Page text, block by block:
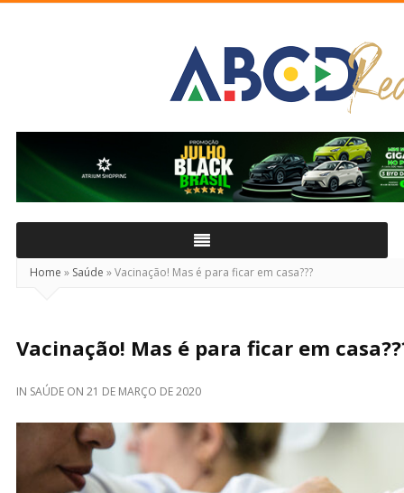
Real
Home » Saúde »Vacinação! Mas é para ficar em casa???
Vacinação! Mas é para ficar em
IN SAÚDE ON 21 DE MARÇO DE 2020